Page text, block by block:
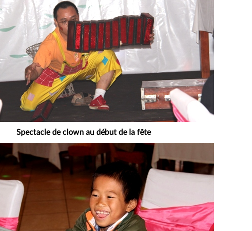
Spectacle de clown au début de la fête